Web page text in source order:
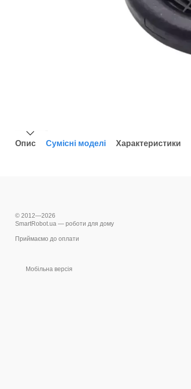
Опис Сумісні моделі Характеристики
© 2012—2026
SmartRobot.ua — роботи для дому
Приймаємо до оплати
Мобільна версія